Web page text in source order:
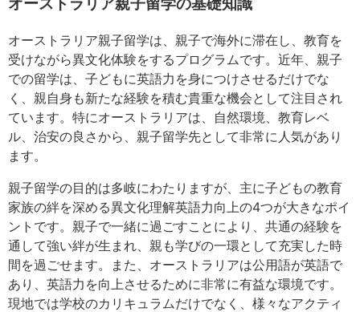
オーストラリア親子留学の基礎知識
オーストラリア親子留学は、親子で海外に滞在し、教育を
受けながら異文化体験をするプログラムです。近年、親子
での留学は、子どもに英語力を身につけさせるだけでな
く、親自身も新たな経験を積む貴重な機会として注目され
ています。特にオーストラリアは、自然環境、教育レベ
ル、治安の良さから、親子留学先として非常に人気があり
ます。
親子留学の目的は多岐にわたりますが、主に子どもの教育
家族の絆を深める異文化理解英語力向上の4つが大きなポイ
ントです。親子で一緒に過ごすことにより、共通の経験を
通して強い絆が生まれ、親も学びの一環として充実した時
間を過ごせます。また、オーストラリアは公用語が英語で
あり、英語力を向上させるために非常に有益な環境です。
現地では学校のカリキュラムだけでなく、様々なアクティ